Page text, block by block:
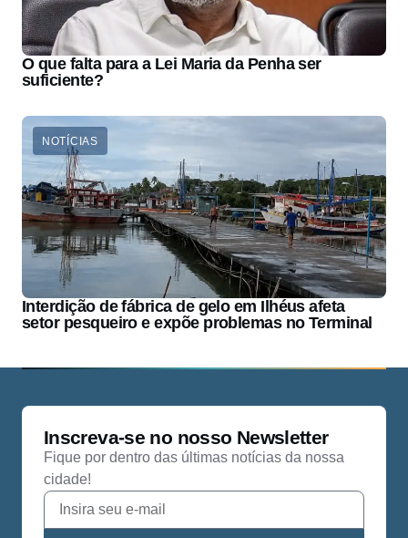
O que falta para a Lei Maria da Penha ser
suficiente?
NOTÍCIAS
Interdição de fábrica de gelo em Ilhéus afeta
setor pesqueiro e expõe problemas no Terminal
Inscreva-se no nosso Newsletter
Fique por dentro das últimas notícias da nossa
cidade!